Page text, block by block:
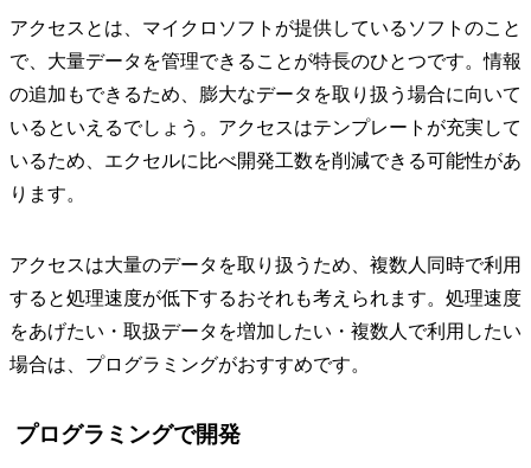
アクセスとは、マイクロソフトが提供しているソフトのこと
で、大量データを管理できることが特長のひとつです。情報
の追加もできるため、膨大なデータを取り扱う場合に向いて
いるといえるでしょう。アクセスはテンプレートが充実して
いるため、エクセルに比べ開発工数を削減できる可能性があ
ります。
アクセスは大量のデータを取り扱うため、複数人同時で利用
すると処理速度が低下するおそれも考えられます。処理速度
をあげたい・取扱データを増加したい・複数人で利用したい
場合は、プログラミングがおすすめです。
プログラミングで開発